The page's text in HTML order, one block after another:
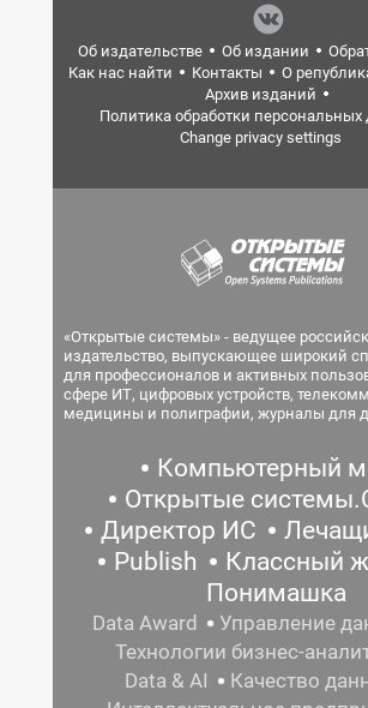
Об издательстве Об издании
Как нас найти
Контакты О
Архив изданий
Политика обработки
Change privacy settings
«Открытые системы» - ведущее
издательство, выпускающее широкий
для профессионалов и активных
сфере ИТ, цифровых устройств,
медицины и полиграфии, журналы для
Компьютерный
Открытые
Директор ИС
Publish
Классный
Понимашка
Data Award
Управление
Технологии бизнес-
Data & AI
Качество